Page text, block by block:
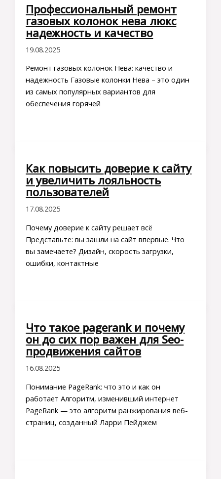
Профессиональный ремонт
газовых колонок нева люкс
надежность и качество
19.08.2025
Ремонт газовых колонок Нева: качество и
надежность Газовые колонки Нева – это один
из самых популярных вариантов для
обеспечения горячей
Как повысить доверие к сайту
и увеличить лояльность
пользователей
17.08.2025
Почему доверие к сайту решает всё
Представьте: вы зашли на сайт впервые. Что
вы замечаете? Дизайн, скорость загрузки,
ошибки, контактные
Что такое pagerank и почему
он до сих пор важен для Seo-
продвижения сайтов
16.08.2025
Понимание PageRank: что это и как он
работает Алгоритм, изменивший интернет
PageRank — это алгоритм ранжирования веб-
страниц, созданный Ларри Пейджем